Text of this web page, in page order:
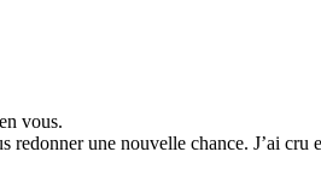
vous.
une nouvelle chance. J’ai